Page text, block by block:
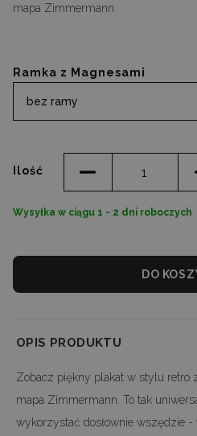
mapa Zimmermann.
Wysyłka w ciągu 1 - 2 dni roboczych
Ramka z Magnesami
bez ramy
Ilość
DO
OPIS PRODUKTU
Zobacz piękny plakat w stylu retro
mapa Zimmermann. To tak
wykorzystać dosłownie wszędzie